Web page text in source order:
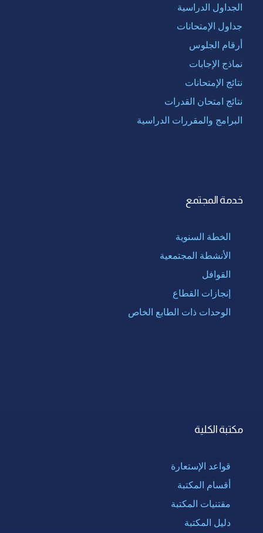
الجداول الدراسية
جداول الإمتحانات
أرقام الجلوس
نماذج الإجابات
نتائج الإمتحانات
نتائج امتحان القدرات
البرامج والمقررات الدراسية
خدمة المجتمع
الخطة السنوية
الأنشطة المجتمعية
القوافل
إنجازات القطاع
الوحدات ذات الطابع الخاص
مكتبة الكلية
قواعد الإستعارة
أقسام المكتبة
مقتنيات المكتبة
دليل المكتبة